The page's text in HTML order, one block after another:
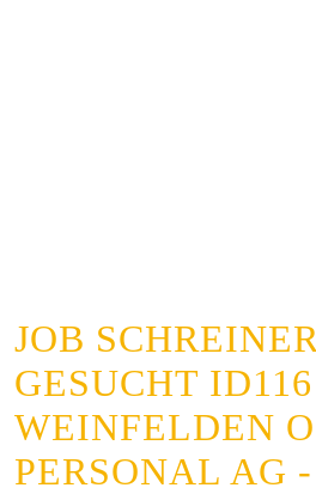
JOB
GESUCHT
WEINFELDEN
PERSONAL AG